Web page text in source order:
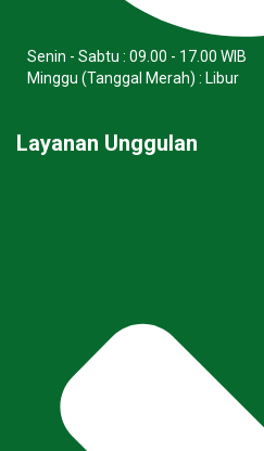
Senin - Sabtu : 09.00 - 17.00 WIB
Minggu (Tanggal Merah) : Libur
Layanan Unggulan